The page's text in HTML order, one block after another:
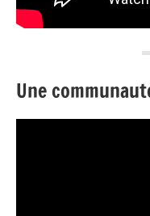
Une